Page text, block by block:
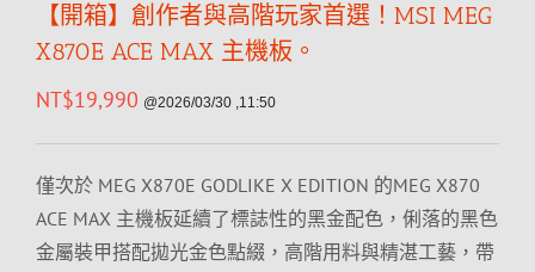
【開箱】創作者與高階玩家首選！MSI MEG
X870E ACE MAX 主機板。
NT$19,990 @2026/03/30 ,11:50
僅次於 MEG X870E GODLIKE X EDITION 的MEG X870
ACE MAX 主機板延續了標誌性的黑金配色，俐落的黑色
金屬裝甲搭配拋光金色點綴，高階用料與精湛工藝，帶